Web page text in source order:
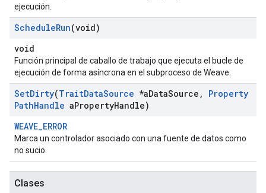
ejecución.
ScheduleRun(void)
void
Función principal de caballo de trabajo que ejecuta el bucle de
ejecución de forma asíncrona en el subproceso de Weave.
SetDirty(TraitDataSource *aDataSource ,
Property
PathHandle aPropertyHandle)
WEAVE_ERROR
Marca un controlador asociado con una fuente de datos como
no sucio.
Clases